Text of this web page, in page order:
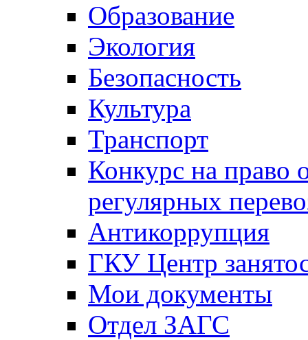
Образование
Экология
Безопасность
Культура
Транспорт
Конкурс на право
регулярных
Антикоррупция
ГКУ Центр
Мои документы
Отдел ЗАГС